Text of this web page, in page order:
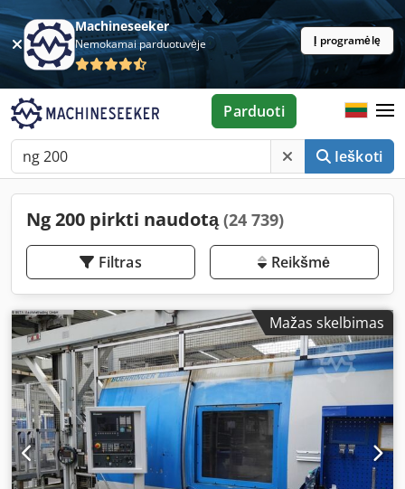
Machineseeker
Nemokamai parduotuvėje Į programėlę
Ieškoti
Parduoti
Ng 200 pirkti naudotą(24 739)
Filtras Reikšmė
Mažas skelbimas